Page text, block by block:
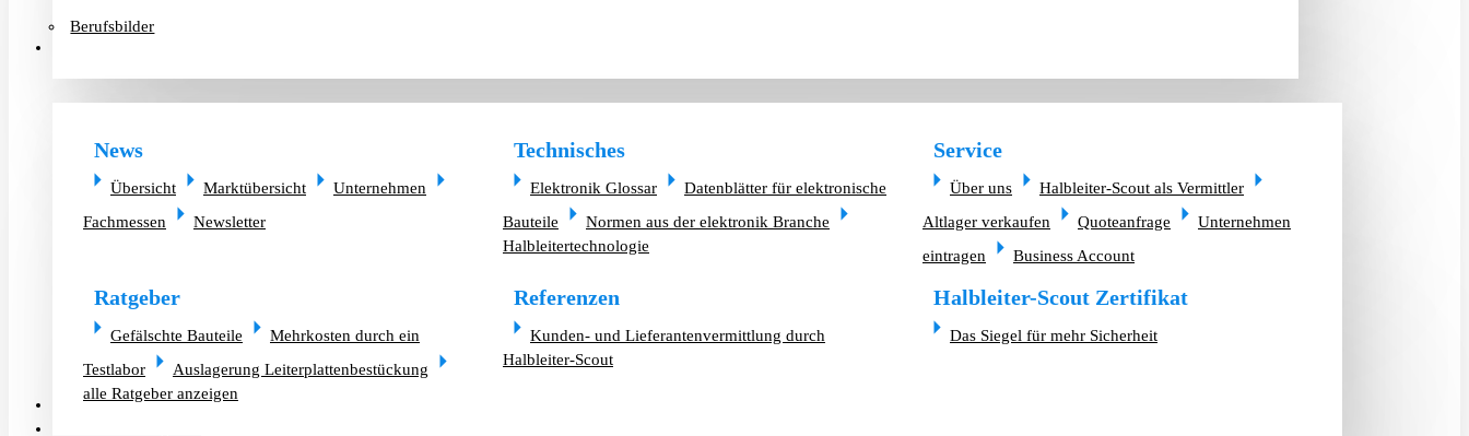
Berufsbilder
News
Übersicht Marktübersicht
Unternehmen
Fachmessen
Newsletter
Technisches
Elektronik Glossar
Datenblätter für elektronische
Bauteile
Normen aus der elektronik Branche
Halbleitertechnologie
Service
Über uns
Halbleiter-Scout als Vermittler
Altlager verkaufen
Quoteanfrage
Unternehmen
eintragen
Business Account
Ratgeber
Gefälschte Bauteile
Mehrkosten durch ein
Testlabor
Auslagerung Leiterplattenbestückung
alle Ratgeber anzeigen
Referenzen
Kunden- und Lieferantenvermittlung durch
Halbleiter-Scout
Halbleiter-Scout Zertifikat
Das Siegel für mehr Sicherheit
Altlager verkaufen